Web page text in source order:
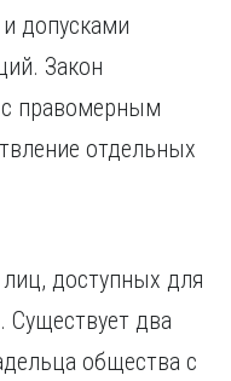
Тула
Тюмень
Улан-Удэ
Ульяновск
Чебоксары
Челябинск
допусками
Закон
правомерным
отдельных
доступных для
Существует два
общества с